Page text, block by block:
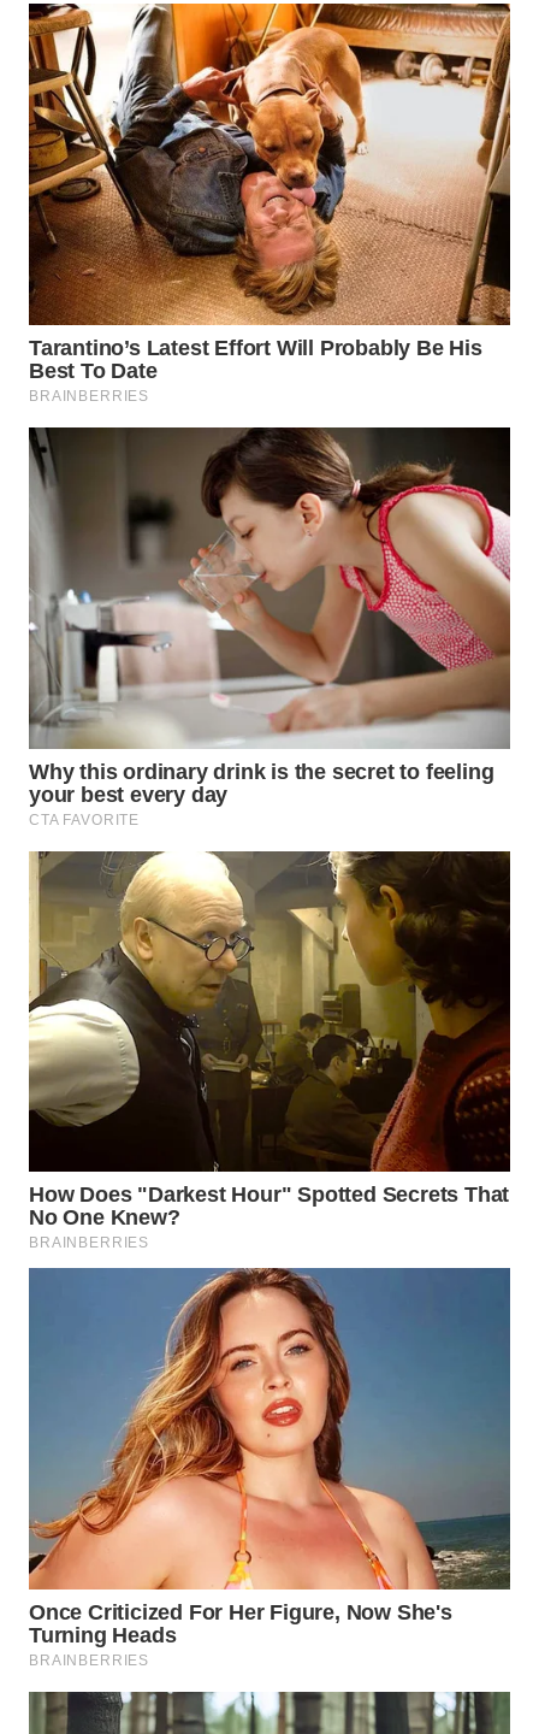
WN
LABUHANBATU
WN
TAPANULI
TENGAH
WN DELI
SERDANG
WN
TEBING
TINGGI
WN
PAKPAK
WN
BEKASI
WN
BOGOR
WN
DEPOK
TAPANULI
WN
SAMOSIR
WN
PADANG
LAWAS
WN
SUMEDANG
KEPULAUAN
WN
TANGERANG
BINJAI
WN
CIREBON